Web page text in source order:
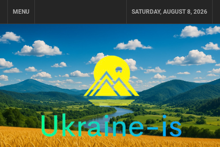
MENU SATURDAY, AUGUST 8, 2026